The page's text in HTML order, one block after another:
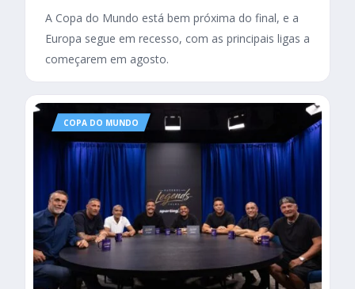
A Copa do Mundo está bem próxima do final, e a
Europa segue em recesso, com as principais ligas a
começarem em agosto.
COPA DO MUNDO